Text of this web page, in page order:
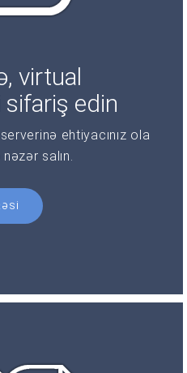
virtual
edin
ehtiyacınız ola
salın.